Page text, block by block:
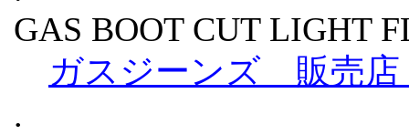
GAS BOOT CUT LIGHT
ガスジーンズ 販売店
.